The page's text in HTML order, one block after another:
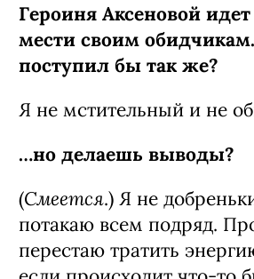
Героиня Аксеновой
мести своим
поступил бы так же?
Я не мстительный и не
…но делаешь выводы?
(Смеется.) Я не
потакаю всем подряд.
перестаю тратить